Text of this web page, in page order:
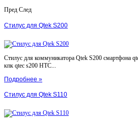
Пред След
Стилус для Qtek S200
Стилус для коммуникатора Qtek S200 смартфона
кпк qtec s200 HTC...
Подробнее »
Стилус для Qtek S110